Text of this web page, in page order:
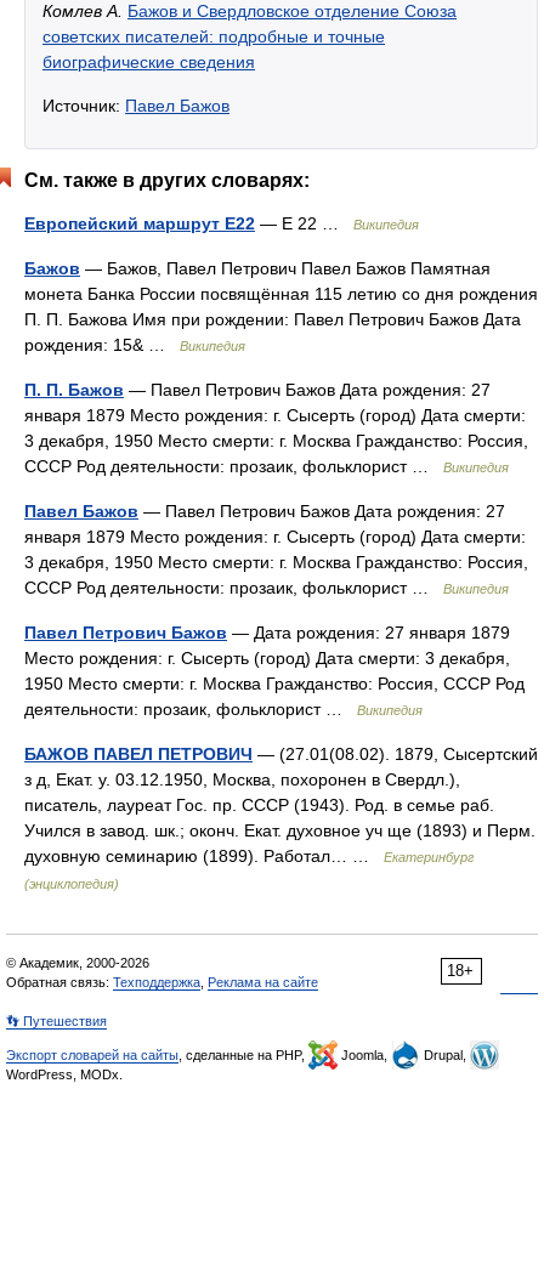
Комлев А. Бажов и Свердловское отделение Союза
советских писателей: подробные и точные
биографические сведения
Источник: Павел Бажов
См. также в других словарях:
Европейский маршрут E22 — E 22 … Википедия
Бажов — Бажов, Павел Петрович Павел Бажов Памятная
монета Банка России посвящённая 115 летию со дня рождения
П. П. Бажова Имя при рождении: Павел Петрович Бажов Дата
рождения: 15& …
Википедия
П. П. Бажов — Павел Петрович Бажов Дата рождения: 27
января 1879 Место рождения: г. Сысерть (город) Дата смерти:
3 декабря, 1950 Место смерти: г. Москва Гражданство: Россия,
СССР Род деятельности: прозаик, фольклорист …
Википедия
Павел Бажов — Павел Петрович Бажов Дата рождения: 27
января 1879 Место рождения: г. Сысерть (город) Дата смерти:
3 декабря, 1950 Место смерти: г. Москва Гражданство: Россия,
СССР Род деятельности: прозаик, фольклорист …
Википедия
Павел Петрович Бажов — Дата рождения: 27 января 1879
Место рождения: г. Сысерть (город) Дата смерти: 3 декабря,
1950 Место смерти: г. Москва Гражданство: Россия, СССР Род
деятельности: прозаик, фольклорист …
Википедия
БАЖОВ ПАВЕЛ ПЕТРОВИЧ — (27.01(08.02). 1879, Сысертский
з д, Екат. у. 03.12.1950, Москва, похоронен в Свердл.),
писатель, лауреат Гос. пр. СССР (1943). Род. в семье раб.
Учился в завод. шк.; оконч. Екат. духовное уч ще (1893) и Перм.
духовную семинарию (1899). Работал… …
Екатеринбург
(энциклопедия)
18+
© Академик, 2000-2026
Обратная связь: Техподдержка Реклама на сайте
👣 Путешествия
Экспорт словарей на сайты , сделанные на PHP, Joomla,
Drupal,
WordPress, MODx.